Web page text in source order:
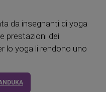
da insegnanti di yoga
prestazioni dei
lo yoga li rendono uno